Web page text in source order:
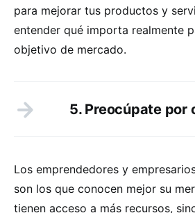
para mejorar tus productos y
entender qué importa realmente
objetivo de mercado.
5. Preocúpate por
Los emprendedores y
son los que conocen mejor su
tienen acceso a más recursos,